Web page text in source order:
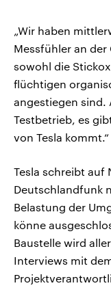
„Wir haben
Messfühler an
sowohl die
flüchtigen
angestiegen sind.
Testbetrieb, es
von Tesla kommt.“
Tesla schreibt auf
Deutschlandfunk
Belastung der
könne
Baustelle wird
Interviews mit